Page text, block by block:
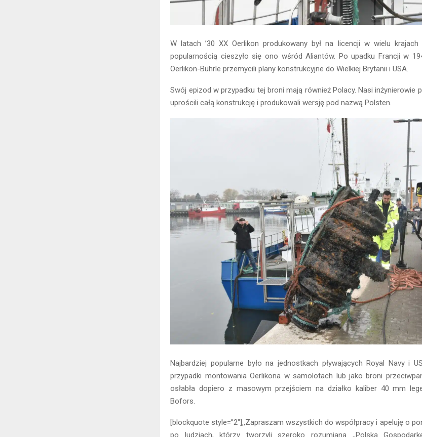
W latach ’30 XX Oerlikon produkowany był na licencji w wielu
popularnością cieszyło się ono wśród Aliantów. Po upadku Francji w
Oerlikon-Bührle przemycili plany konstrukcyjne do Wielkiej Brytanii i USA.
Swój epizod w przypadku tej broni mają również Polacy. Nasi inżynierowie
uprościli całą konstrukcję i produkowali wersję pod nazwą Polsten.
Najbardziej popularne było na jednostkach pływających Royal Navy i
przypadki montowania Oerlikona w samolotach lub jako broni
osłabła dopiero z masowym przejściem na działko kaliber 40 mm
Bofors.
[blockquote style=”2″],,Zapraszam wszystkich do współpracy i apeluję o
po ludziach, którzy tworzyli szeroko rozumianą ,,Polską